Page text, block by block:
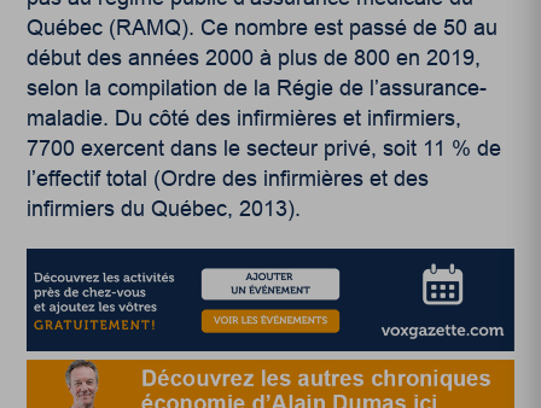
Québec (RAMQ). Ce nombre est passé de 50 au
début des années 2000 à plus de 800 en 2019,
selon la compilation de la Régie de l’assurance-
maladie. Du côté des infirmières et infirmiers,
7700 exercent dans le secteur privé, soit 11 % de
l’effectif total (Ordre des infirmières et des
infirmiers du Québec, 2013).